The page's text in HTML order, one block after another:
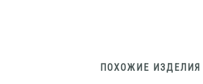
ПОХОЖИЕ ИЗДЕЛИЯ